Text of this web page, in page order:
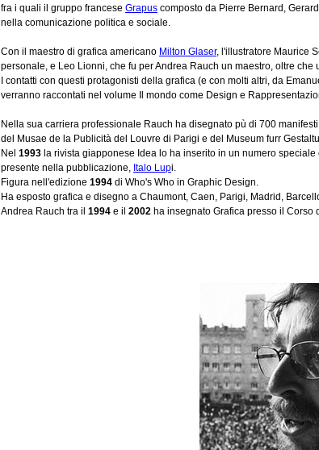
fra i quali il gruppo francese Grapus composto da Pierre Bernard,
nella comunicazione politica e sociale.
Con il maestro di grafica americano Milton Glaser, l'illustratore Maurice
personale, e Leo Lionni, che fu per Andrea Rauch un maestro, oltre che
I contatti con questi protagonisti della grafica (e con molti altri, da
verranno raccontati nel volume Il mondo come Design e
Nella sua carriera professionale Rauch ha disegnato pù di 700
del Musae de la Publicità del Louvre di Parigi e del Museum furr
Nel 1993 la rivista giapponese Idea lo ha inserito in un numero
presente nella pubblicazione, Italo Lupi.
Figura nell'edizione 1994 di Who's Who in Graphic Design.
Ha esposto grafica e disegno a Chaumont, Caen, Parigi, Madrid,
Andrea Rauch tra il 1994 e il 2002 ha insegnato Grafica presso il